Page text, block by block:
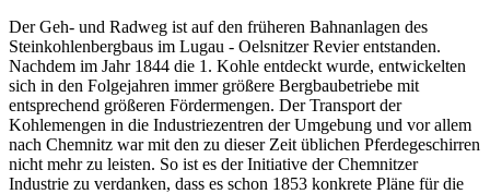
Der Geh- und Radweg ist auf den früheren Bahnanlagen des
Steinkohlenbergbaus im Lugau - Oelsnitzer Revier entstanden.
Nachdem im Jahr 1844 die 1. Kohle entdeckt wurde, entwickelten
sich in den Folgejahren immer größere Bergbaubetriebe mit
entsprechend größeren Fördermengen. Der Transport der
Kohlemengen in die Industriezentren der Umgebung und vor allem
nach Chemnitz war mit den zu dieser Zeit üblichen Pferdegeschirren
nicht mehr zu leisten. So ist es der Initiative der Chemnitzer
Industrie zu verdanken, dass es schon 1853 konkrete Pläne für die